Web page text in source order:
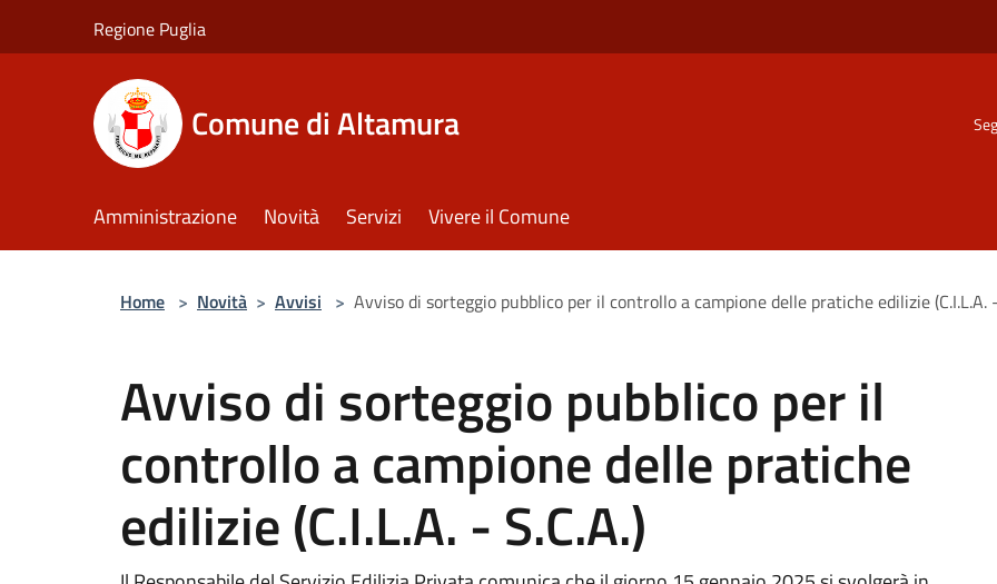
Regione Puglia
Comune di Altamura
Amministrazione Novità Servizi Vivere il Comune
Home > Novità > Avvisi > Avviso di sorteggio pubblico per il controllo a campione delle pratiche edilizie (C.I.L.A. -
Avviso di sorteggio pubblico per il
controllo a campione delle pratiche
edilizie (C.I.L.A. - S.C.A.)